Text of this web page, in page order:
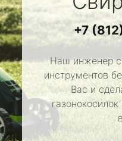
+7
Наш инженер
инструментов
Вас и